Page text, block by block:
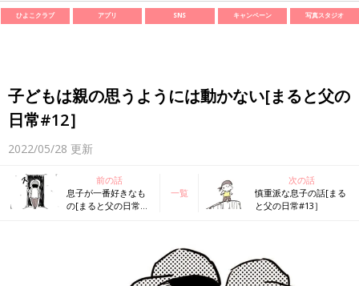
ひよこクラブ アプリ SNS キャンペーン 写真スタジオ
子どもは親の思うようには動かない[まると父の
日常#12］
2022/05/28 更新
前の話
息子が一番好きなも
の[まると父の日常
一覧
次の話
慎重派な息子の話[まる
と父の日常#13］